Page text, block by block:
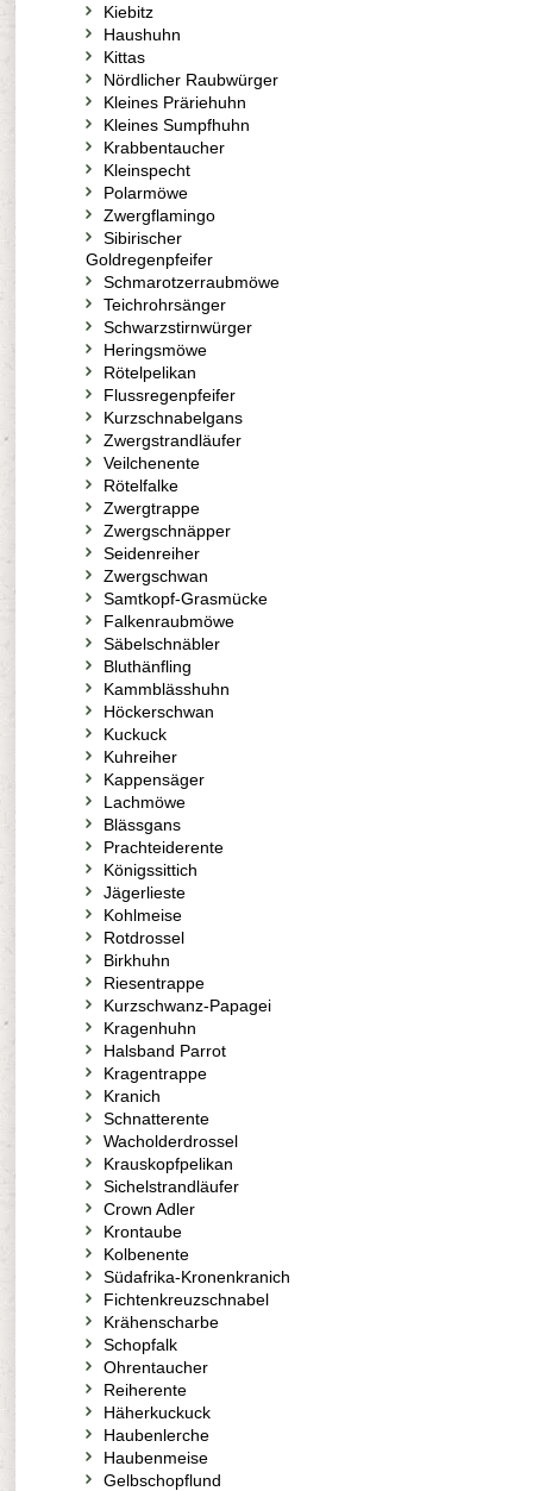
Kiebitz
Haushuhn
Kittas
Nördlicher Raubwürger
Kleines Präriehuhn
Kleines Sumpfhuhn
Krabbentaucher
Kleinspecht
Polarmöwe
Zwergflamingo
Sibirischer
Goldregenpfeifer
Schmarotzerraubmöwe
Teichrohrsänger
Schwarzstirnwürger
Heringsmöwe
Rötelpelikan
Flussregenpfeifer
Kurzschnabelgans
Zwergstrandläufer
Veilchenente
Rötelfalke
Zwergtrappe
Zwergschnäpper
Seidenreiher
Zwergschwan
Samtkopf-Grasmücke
Falkenraubmöwe
Säbelschnäbler
Bluthänfling
Kammblässhuhn
Höckerschwan
Kuckuck
Kuhreiher
Kappensäger
Lachmöwe
Blässgans
Prachteiderente
Königssittich
Jägerlieste
Kohlmeise
Rotdrossel
Birkhuhn
Riesentrappe
Kurzschwanz-Papagei
Kragenhuhn
Halsband Parrot
Kragentrappe
Kranich
Schnatterente
Wacholderdrossel
Krauskopfpelikan
Sichelstrandläufer
Crown Adler
Krontaube
Kolbenente
Südafrika-Kronenkranich
Fichtenkreuzschnabel
Krähenscharbe
Schopfalk
Ohrentaucher
Reiherente
Häherkuckuck
Haubenlerche
Haubenmeise
Gelbschopflund